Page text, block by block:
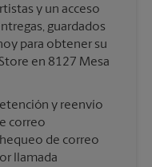
y un acceso
guardados
para obtener su
en 8127 Mesa
y reenvío
correo
de correo
llamada